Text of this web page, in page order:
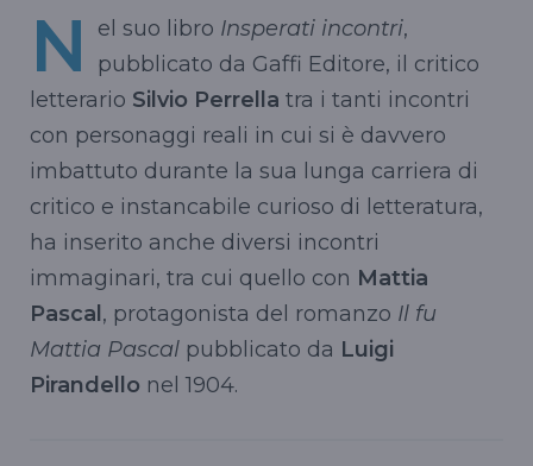
N el suo libro Insperati incontri,
pubblicato da Gaffi Editore, il critico
letterario Silvio Perrella tra i tanti incontri
con personaggi reali in cui si è davvero
imbattuto durante la sua lunga carriera di
critico e instancabile curioso di letteratura,
ha inserito anche diversi incontri
immaginari, tra cui quello con Mattia
Pascal , protagonista del romanzo Il fu
Mattia Pascal pubblicato da Luigi
Pirandello nel 1904.